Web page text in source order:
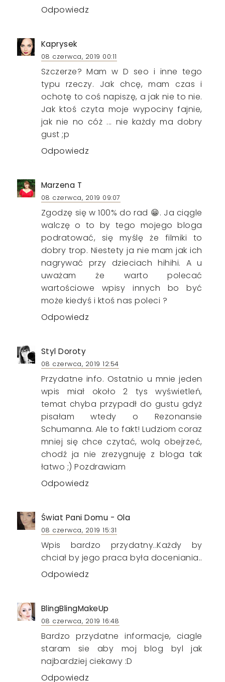
Odpowiedz
Kaprysek
08 czerwca, 2019 00:11
Szczerze? Mam w D seo i inne tego
typu rzeczy. Jak chcę, mam czas i
ochotę to coś napiszę, a jak nie to nie.
Jak ktoś czyta moje wypociny fajnie,
jak nie no cóż ... nie każdy ma dobry
gust ;p
Odpowiedz
Marzena T
08 czerwca, 2019 09:07
Zgodzę się w 100% do rad 😁. Ja ciągle
walczę o to by tego mojego bloga
podratować, się myślę że filmiki to
dobry trop. Niestety ja nie mam jak ich
nagrywać przy dzieciach hihihi. A u
uważam że warto polecać
wartościowe wpisy innych bo być
może kiedyś i ktoś nas poleci ?
Odpowiedz
Styl Doroty
08 czerwca, 2019 12:54
Przydatne info. Ostatnio u mnie jeden
wpis miał około 2 tys wyświetleń,
temat chyba przypadł do gustu gdyż
pisałam wtedy o Rezonansie
Schumanna. Ale to fakt! Ludziom coraz
mniej się chce czytać, wolą obejrzeć,
chodź ja nie zrezygnuję z bloga tak
łatwo ;) Pozdrawiam
Odpowiedz
Świat Pani Domu - Ola
08 czerwca, 2019 15:31
Wpis bardzo przydatny..Każdy by
chciał by jego praca była doceniania..
Odpowiedz
BlingBlingMakeUp
08 czerwca, 2019 16:48
Bardzo przydatne informacje, ciagle
staram sie aby moj blog byl jak
najbardziej ciekawy :D
Odpowiedz